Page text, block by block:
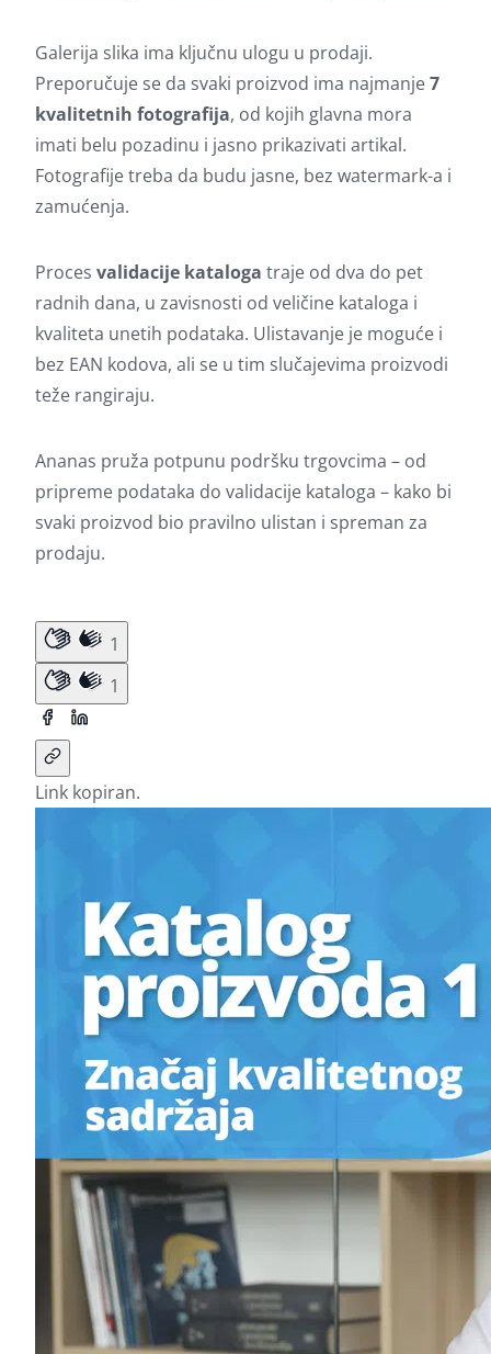
Galerija slika ima ključnu ulogu u prodaji.
Preporučuje se da svaki proizvod ima najmanje7
kvalitetnih fotografija, od kojih glavna mora
imati belu pozadinu i jasno prikazivati artikal.
Fotografije treba da budu jasne, bez watermark-a i
zamućenja.
Proces validacije kataloga traje od dva do pet
radnih dana, u zavisnosti od veličine kataloga i
kvaliteta unetih podataka. Ulistavanje je moguće i
bez EAN kodova, ali se u tim slučajevima proizvodi
teže rangiraju.
Ananas pruža potpunu podršku trgovcima – od
pripreme podataka do validacije kataloga – kako bi
svaki proizvod bio pravilno ulistan i spreman za
prodaju.
1
1
Link kopiran.